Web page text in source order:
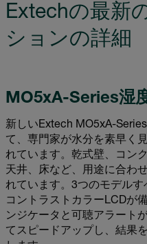
Extechの最新
ションの詳細
MO5xA-Series湿
新しいExtech MO5xA-
て、専門家が水分を素早く
れています。乾式壁、コン
天井、床など、用途に合わ
れています。3つのモデル
コントラストカラーLCDが
ンジケータと可聴アラート
てスピードアップし、結果